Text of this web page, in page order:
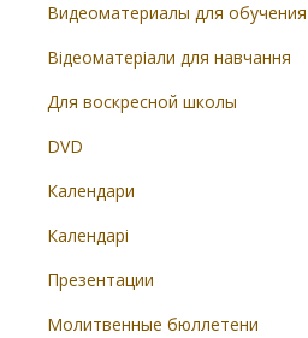
Видеоматериалы для обучения
Відеоматеріали для навчання
Для воскресной школы
DVD
Календари
Календарі
Презентации
Молитвенные бюллетени